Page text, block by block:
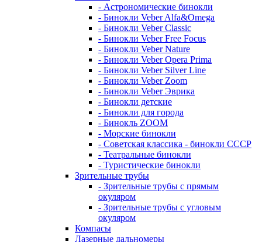
- Астрономические бинокли
- Бинокли Veber Alfa&Omega
- Бинокли Veber Classic
- Бинокли Veber Free Focus
- Бинокли Veber Nature
- Бинокли Veber Opera Prima
- Бинокли Veber Silver Line
- Бинокли Veber Zoom
- Бинокли Veber Эврика
- Бинокли детские
- Бинокли для города
- Бинокль ZOOM
- Морские бинокли
- Советская классика - бинокли СССР
- Театральные бинокли
- Туристические бинокли
Зрительные трубы
- Зрительные трубы с прямым
окуляром
- Зрительные трубы с угловым
окуляром
Компасы
Лазерные дальномеры